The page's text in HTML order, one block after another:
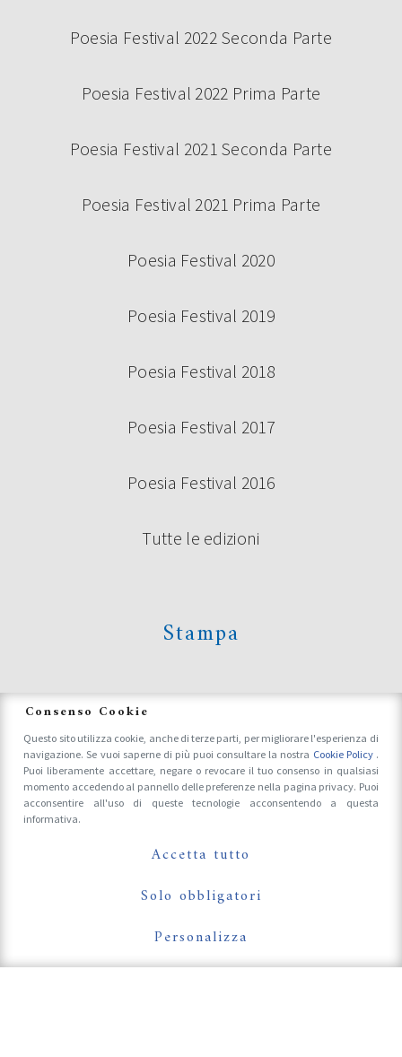
Poesia Festival 2022 Seconda Parte
Poesia Festival 2022 Prima Parte
Poesia Festival 2021 Seconda Parte
Poesia Festival 2021 Prima Parte
Poesia Festival 2020
Poesia Festival 2019
Poesia Festival 2018
Poesia Festival 2017
Poesia Festival 2016
Tutte le edizioni
Stampa
Accrediti Stampa e Fotografi
Follow Us On
Consenso Cookie
Questo sito utilizza cookie, anche di terze parti, per migliorare l'esperienza di
navigazione. Se vuoi saperne di più puoi consultare la nostra Cookie Policy .
Puoi liberamente accettare, negare o revocare il tuo consenso in qualsiasi
momento accedendo al pannello delle preferenze nella pagina privacy. Puoi
acconsentire all'uso di queste tecnologie acconsentendo a questa
informativa.
Accetta tutto
Solo obbligatori
Personalizza